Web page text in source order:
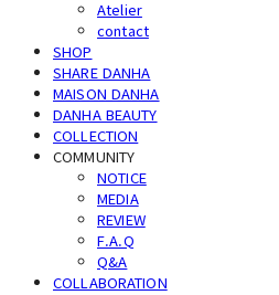
Atelier
contact
SHOP
SHARE DANHA
MAISON DANHA
DANHA BEAUTY
COLLECTION
COMMUNITY
NOTICE
MEDIA
REVIEW
F.A.Q
Q&A
COLLABORATION